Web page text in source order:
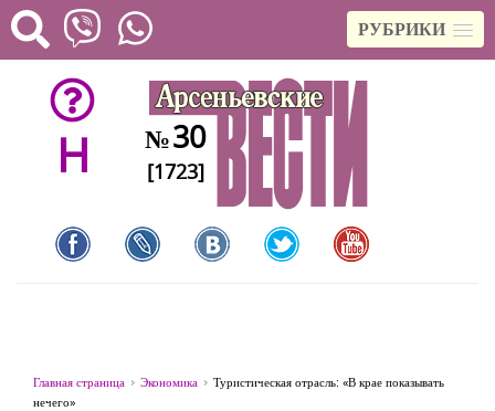
РУБРИКИ
H №30
[1723]
Главная страница Экономика
Туристическая отрасль: «В крае показывать
нечего»